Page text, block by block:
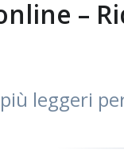
–
leggeri